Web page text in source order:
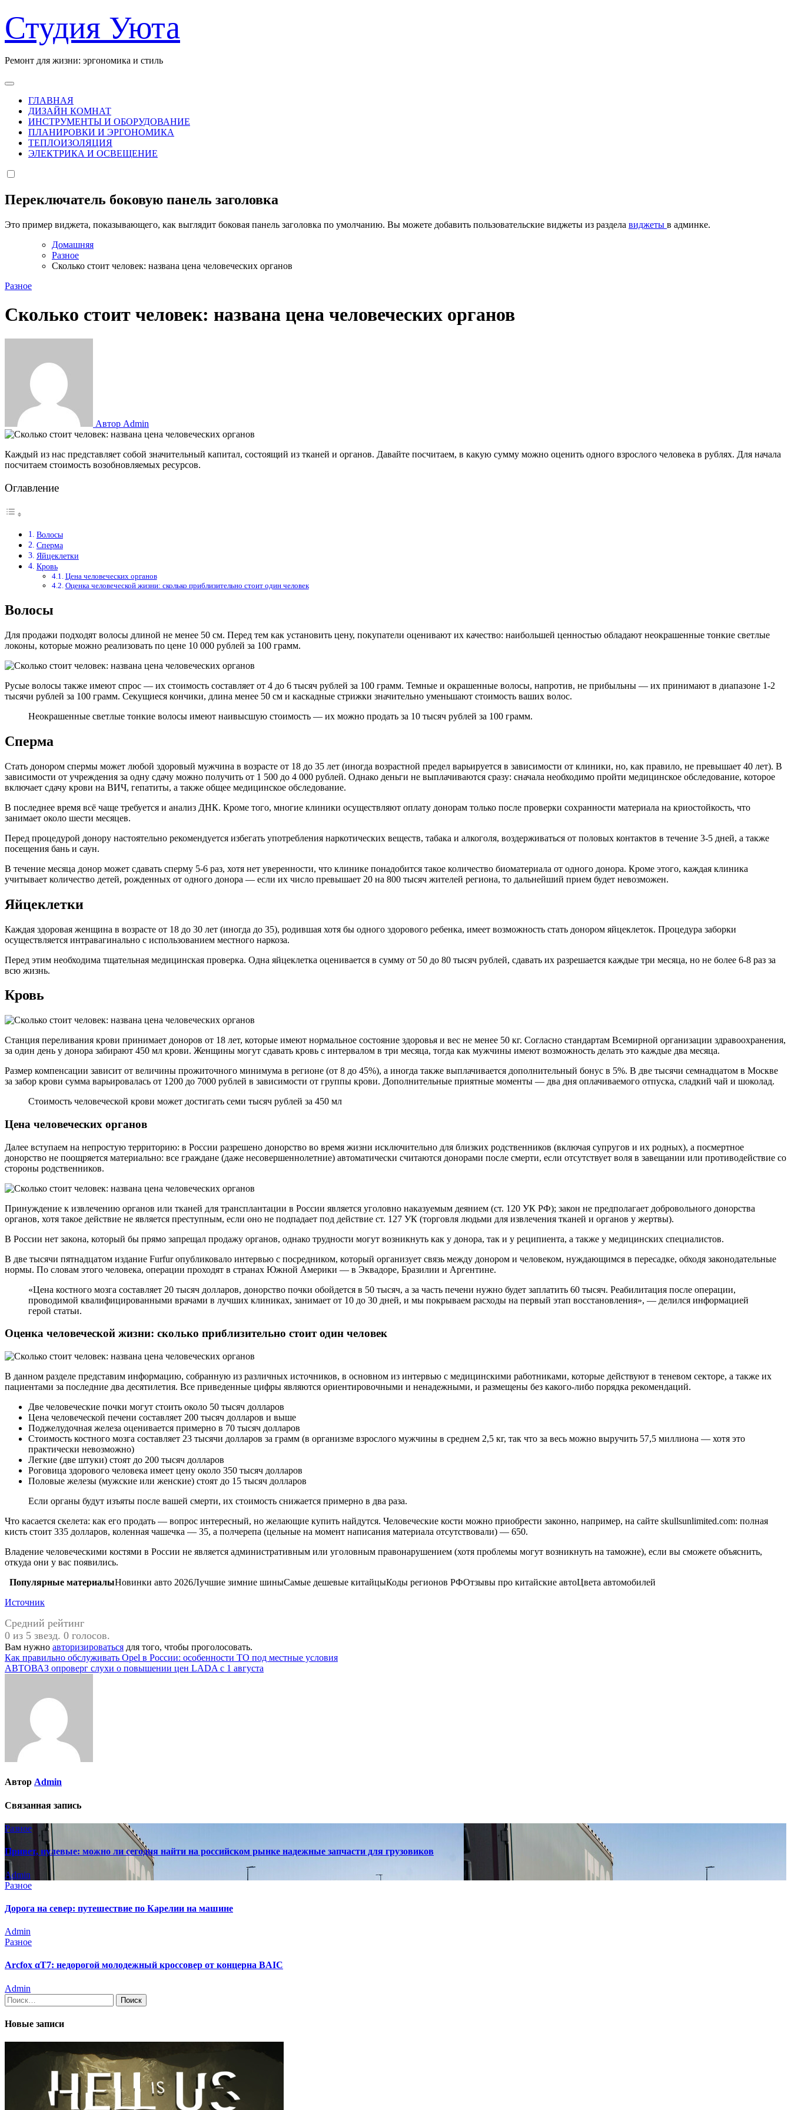
к
содержанию
Студия Уюта
Ремонт для жизни: эргономика и стиль
ГЛАВНАЯ
ДИЗАЙН КОМНАТ
ИНСТРУМЕНТЫ И ОБОРУДОВАНИЕ
ПЛАНИРОВКИ И ЭРГОНОМИКА
ТЕПЛОИЗОЛЯЦИЯ
ЭЛЕКТРИКА И ОСВЕЩЕНИЕ
Переключатель боковую панель заголовка
Это пример виджета, показывающего, как выглядит боковая панель заголовка по умолчанию. Вы можете добавить пользовательские виджеты из раздела виджеты в админке.
Домашняя
Разное
Сколько стоит человек: названа цена человеческих органов
Разное
Сколько стоит человек: названа цена человеческих органов
Автор Admin
Каждый из нас представляет собой значительный капитал, состоящий из тканей и органов. Давайте посчитаем, в какую сумму можно оценить одного взрослого человека в рублях. Для начала
посчитаем стоимость возобновляемых ресурсов.
Оглавление
Волосы
Сперма
Яйцеклетки
Кровь
Цена человеческих органов
Оценка человеческой жизни: сколько приблизительно стоит один человек
Волосы
Для продажи подходят волосы длиной не менее 50 см. Перед тем как установить цену, покупатели оценивают их качество: наибольшей ценностью обладают неокрашенные тонкие светлые
локоны, которые можно реализовать по цене 10 000 рублей за 100 грамм.
Русые волосы также имеют спрос — их стоимость составляет от 4 до 6 тысяч рублей за 100 грамм. Темные и окрашенные волосы, напротив, не прибыльны — их принимают в диапазоне 1-2
тысячи рублей за 100 грамм. Секущиеся кончики, длина менее 50 см и каскадные стрижки значительно уменьшают стоимость ваших волос.
Неокрашенные светлые тонкие волосы имеют наивысшую стоимость — их можно продать за 10 тысяч рублей за 100 грамм.
Сперма
Стать донором спермы может любой здоровый мужчина в возрасте от 18 до 35 лет (иногда возрастной предел варьируется в зависимости от клиники, но, как правило, не превышает 40 лет). В
зависимости от учреждения за одну сдачу можно получить от 1 500 до 4 000 рублей. Однако деньги не выплачиваются сразу: сначала необходимо пройти медицинское обследование, которое
включает сдачу крови на ВИЧ, гепатиты, а также общее медицинское обследование.
В последнее время всё чаще требуется и анализ ДНК. Кроме того, многие клиники осуществляют оплату донорам только после проверки сохранности материала на криостойкость, что
занимает около шести месяцев.
Перед процедурой донору настоятельно рекомендуется избегать употребления наркотических веществ, табака и алкоголя, воздерживаться от половых контактов в течение 3-5 дней, а также
посещения бань и саун.
В течение месяца донор может сдавать сперму 5-6 раз, хотя нет уверенности, что клинике понадобится такое количество биоматериала от одного донора. Кроме этого, каждая клиника
учитывает количество детей, рожденных от одного донора — если их число превышает 20 на 800 тысяч жителей региона, то дальнейший прием будет невозможен.
Яйцеклетки
Каждая здоровая женщина в возрасте от 18 до 30 лет (иногда до 35), родившая хотя бы одного здорового ребенка, имеет возможность стать донором яйцеклеток. Процедура заборки
осуществляется интравагинально с использованием местного наркоза.
Перед этим необходима тщательная медицинская проверка. Одна яйцеклетка оценивается в сумму от 50 до 80 тысяч рублей, сдавать их разрешается каждые три месяца, но не более 6-8 раз за
всю жизнь.
Кровь
Станция переливания крови принимает доноров от 18 лет, которые имеют нормальное состояние здоровья и вес не менее 50 кг. Согласно стандартам Всемирной организации здравоохранения,
за один день у донора забирают 450 мл крови. Женщины могут сдавать кровь с интервалом в три месяца, тогда как мужчины имеют возможность делать это каждые два месяца.
Размер компенсации зависит от величины прожиточного минимума в регионе (от 8 до 45%), а иногда также выплачивается дополнительный бонус в 5%. В две тысячи семнадцатом в Москве
за забор крови сумма варьировалась от 1200 до 7000 рублей в зависимости от группы крови. Дополнительные приятные моменты — два дня оплачиваемого отпуска, сладкий чай и шоколад.
Стоимость человеческой крови может достигать семи тысяч рублей за 450 мл
Цена человеческих органов
Далее вступаем на непростую территорию: в России разрешено донорство во время жизни исключительно для близких родственников (включая супругов и их родных), а посмертное
донорство не поощряется материально: все граждане (даже несовершеннолетние) автоматически считаются донорами после смерти, если отсутствует воля в завещании или противодействие со
стороны родственников.
Принуждение к извлечению органов или тканей для трансплантации в России является уголовно наказуемым деянием (ст. 120 УК РФ); закон не предполагает добровольного донорства
органов, хотя такое действие не является преступным, если оно не подпадает под действие ст. 127 УК (торговля людьми для извлечения тканей и органов у жертвы).
В России нет закона, который бы прямо запрещал продажу органов, однако трудности могут возникнуть как у донора, так и у реципиента, а также у медицинских специалистов.
В две тысячи пятнадцатом издание Furfur опубликовало интервью с посредником, который организует связь между донором и человеком, нуждающимся в пересадке, обходя законодательные
нормы. По словам этого человека, операции проходят в странах Южной Америки — в Эквадоре, Бразилии и Аргентине.
«Цена костного мозга составляет 20 тысяч долларов, донорство почки обойдется в 50 тысяч, а за часть печени нужно будет заплатить 60 тысяч. Реабилитация после операции,
проводимой квалифицированными врачами в лучших клиниках, занимает от 10 до 30 дней, и мы покрываем расходы на первый этап восстановления», — делился информацией
герой статьи.
Оценка человеческой жизни: сколько приблизительно стоит один человек
В данном разделе представим информацию, собранную из различных источников, в основном из интервью с медицинскими работниками, которые действуют в теневом секторе, а также их
пациентами за последние два десятилетия. Все приведенные цифры являются ориентировочными и ненадежными, и размещены без какого-либо порядка рекомендаций.
Две человеческие почки могут стоить около 50 тысяч долларов
Цена человеческой печени составляет 200 тысяч долларов и выше
Поджелудочная железа оценивается примерно в 70 тысяч долларов
Стоимость костного мозга составляет 23 тысячи долларов за грамм (в организме взрослого мужчины в среднем 2,5 кг, так что за весь можно выручить 57,5 миллиона — хотя это
практически невозможно)
Легкие (две штуки) стоят до 200 тысяч долларов
Роговица здорового человека имеет цену около 350 тысяч долларов
Половые железы (мужские или женские) стоят до 15 тысяч долларов
Если органы будут изъяты после вашей смерти, их стоимость снижается примерно в два раза.
Что касается скелета: как его продать — вопрос интересный, но желающие купить найдутся. Человеческие кости можно приобрести законно, например, на сайте skullsunlimited.com: полная
кисть стоит 335 долларов, коленная чашечка — 35, а полчерепа (цельные на момент написания материала отсутствовали) — 650.
Владение человеческими костями в России не является административным или уголовным правонарушением (хотя проблемы могут возникнуть на таможне), если вы сможете объяснить,
откуда они у вас появились.
Популярные материалыНовинки авто 2026Лучшие зимние шиныСамые дешевые китайцыКоды регионов РФОтзывы про китайские автоЦвета автомобилей
Источник
Средний рейтинг
0 из 5 звезд. 0 голосов.
Вам нужно авторизироваться для того, чтобы проголосовать.
Навигация
по
Как правильно обслуживать Opel в России: особенности ТО под местные условия
АВТОВАЗ опроверг слухи о повышении цен LADA с 1 августа
Автор Admin
Связанная запись
Разное
Привет, нулевые: можно ли сегодня найти на российском рынке надежные запчасти для грузовиков
Admin
Разное
Дорога на север: путешествие по Карелии на машине
Admin
Разное
Arcfox αT7: недорогой молодежный кроссовер от концерна BAIC
Admin
Найти:
Новые записи